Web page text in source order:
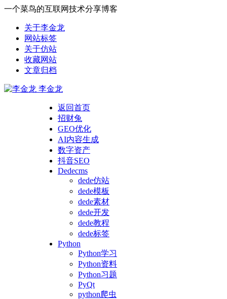
一个菜鸟的互联网技术分享博客
关于李金龙
网站标签
关于仿站
收藏网站
文章归档
李金龙
返回首页
招财兔
GEO优化
AI内容生成
数字资产
抖音SEO
Dedecms
dede仿站
dede模板
dede素材
dede开发
dede教程
dede标签
Python
Python学习
Python资料
Python习题
PyQt
python爬虫